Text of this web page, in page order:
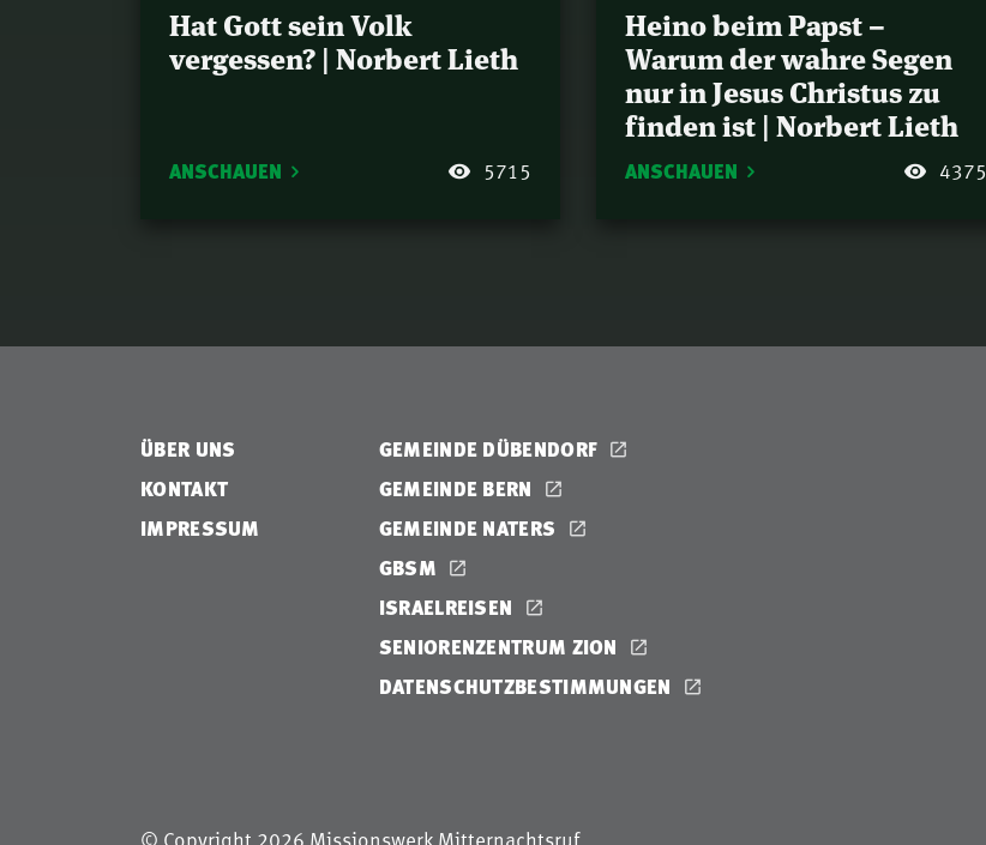
Hat Gott sein Volk
vergessen? | Norbert Lieth
ANSCHAUEN 5715
Heino beim Papst –
Warum der wahre Segen
nur in Jesus Christus zu
finden ist | Norbert Lieth
ANSCHAUEN 4375
ÜBER UNS
KONTAKT
IMPRESSUM
GEMEINDE DÜBENDORF
GEMEINDE BERN
GEMEINDE NATERS
GBSM
ISRAELREISEN
SENIORENZENTRUM ZION
DATENSCHUTZBESTIMMUNGEN